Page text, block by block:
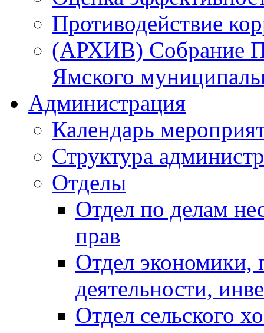
Противодействие
(АРХИВ) Собрание
Ямского
Администрация
Календарь
Структура
Отделы
Отдел по делам
прав
Отдел экономики,
деятельности,
Отдел сельского